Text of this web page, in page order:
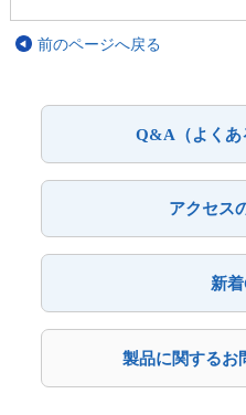
前のページへ戻る
Q&A（よくあ
アクセス
新
製品に関するお